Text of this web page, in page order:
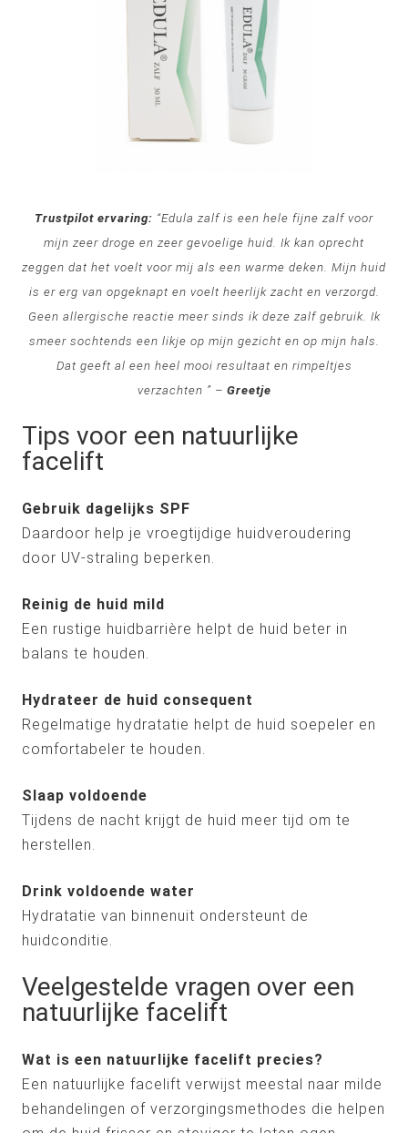
Trustpilot ervaring: “Edula zalf is een hele fijne zalf voor
mijn zeer droge en zeer gevoelige huid. Ik kan oprecht
zeggen dat het voelt voor mij als een warme deken. Mijn huid
is er erg van opgeknapt en voelt heerlijk zacht en verzorgd.
Geen allergische reactie meer sinds ik deze zalf gebruik. Ik
smeer sochtends een likje op mijn gezicht en op mijn hals.
Dat geeft al een heel mooi resultaat en rimpeltjes
verzachten ” – Greetje
Tips voor een natuurlijke
facelift
Gebruik dagelijks SPF
Daardoor help je vroegtijdige huidveroudering
door UV-straling beperken.
Reinig de huid mild
Een rustige huidbarrière helpt de huid beter in
balans te houden.
Hydrateer de huid consequent
Regelmatige hydratatie helpt de huid soepeler en
comfortabeler te houden.
Slaap voldoende
Tijdens de nacht krijgt de huid meer tijd om te
herstellen.
Drink voldoende water
Hydratatie van binnenuit ondersteunt de
huidconditie.
Veelgestelde vragen over een
natuurlijke facelift
Wat is een natuurlijke facelift precies?
Een natuurlijke facelift verwijst meestal naar milde
behandelingen of verzorgingsmethodes die helpen